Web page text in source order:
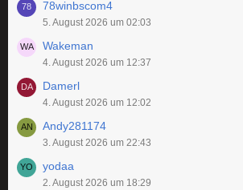
78winbscom4
5. August 2026 um 02:03
Wakeman
4. August 2026 um 12:37
Damerl
4. August 2026 um 12:02
Andy281174
3. August 2026 um 22:43
yodaa
2. August 2026 um 18:29